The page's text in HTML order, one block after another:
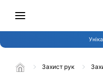
Захист рук